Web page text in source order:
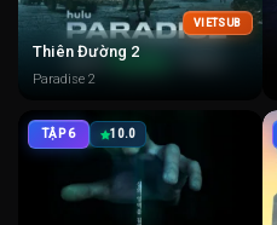
VIETSUB
Thiên Đường 2
Paradise 2
TẬP 6 10.0